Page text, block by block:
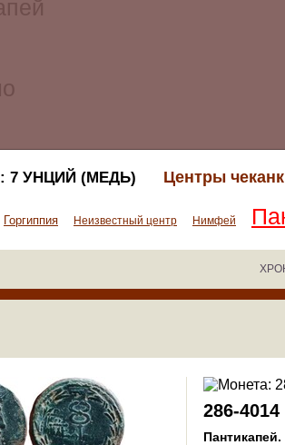
7 УНЦИЙ (МЕДЬ) Центры
Горгиппия Неизвестный центр Нимфей
286-4014
Пантикапей.